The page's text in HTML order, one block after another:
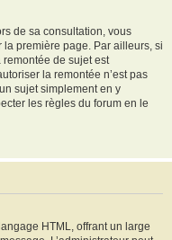
de sa consultation, vous
première page. Par ailleurs, si
de sujet est
la remontée n’est pas
sujet simplement en y
les règles du forum en le
HTML, offrant un large